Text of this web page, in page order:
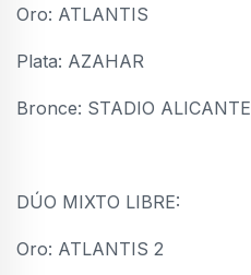
Oro: ATLANTIS
Plata: AZAHAR
Bronce: STADIO ALICANTE
DÚO MIXTO LIBRE:
Oro: ATLANTIS 2